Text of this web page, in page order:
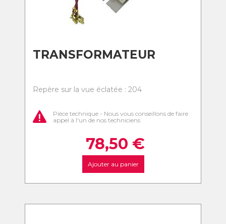
TRANSFORMATEUR
Repère sur la vue éclatée : 204
Pièce technique - Nous vous conseillons de faire
appel à l'un de nos techniciens
78,50 €
Ajouter au panier